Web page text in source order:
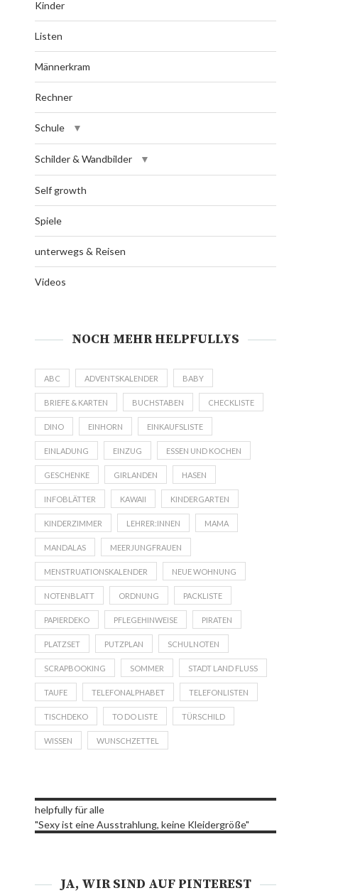
Kinder
Listen
Männerkram
Rechner
Schule
Schilder & Wandbilder
Self growth
Spiele
unterwegs & Reisen
Videos
NOCH MEHR HELPFULLYS
ABC ADVENTSKALENDER BABY
BRIEFE & KARTEN BUCHSTABEN CHECKLISTE
DINO EINHORN EINKAUFSLISTE
EINLADUNG EINZUG ESSEN UND KOCHEN
GESCHENKE GIRLANDEN HASEN
INFOBLÄTTER KAWAII KINDERGARTEN
KINDERZIMMER LEHRER:INNEN MAMA
MANDALAS MEERJUNGFRAUEN
MENSTRUATIONSKALENDER NEUE WOHNUNG
NOTENBLATT ORDNUNG PACKLISTE
PAPIERDEKO PFLEGEHINWEISE PIRATEN
PLATZSET PUTZPLAN SCHULNOTEN
SCRAPBOOKING SOMMER STADT LAND FLUSS
TAUFE TELEFONALPHABET TELEFONLISTEN
TISCHDEKO TO DO LISTE TÜRSCHILD
WISSEN WUNSCHZETTEL
helpfully für alle
"Sexy ist eine Ausstrahlung, keine Kleidergröße"
JA, WIR SIND AUF PINTEREST